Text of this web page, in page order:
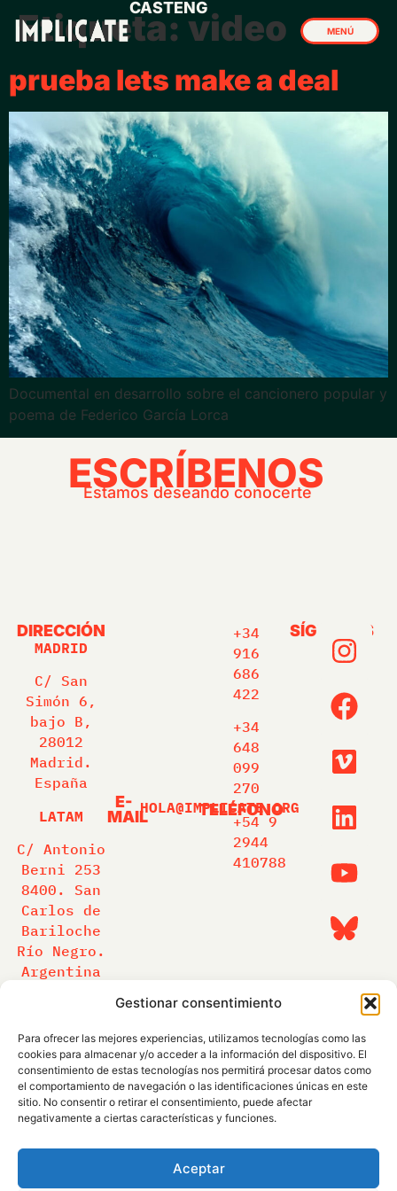
Gestionar consentimiento
Para ofrecer las mejores experiencias, utilizamos tecnologías como las
cookies para almacenar y/o acceder a la información del dispositivo. El
consentimiento de estas tecnologías nos permitirá procesar datos como
el comportamiento de navegación o las identificaciones únicas en este
sitio. No consentir o retirar el consentimiento, puede afectar
negativamente a ciertas características y funciones.
Aceptar
CASTENG
MENÚ
Etiqueta:video
prueba lets make a deal
Documental en desarrollo sobre el cancionero popular y
poema de Federico García Lorca
ESCRÍBENOS
Estamos deseando conocerte
DIRECCIÓN
MADRID
C/ San
Simón 6,
bajo B,
28012
Madrid.
España
LATAM
C/ Antonio
Berni 253
8400. San
Carlos de
Bariloche
Río Negro.
Argentina
E-
MAIL
HOLA@IMPLICATE.ORG
TELÉFONO
+34
916
686
422
+34
648
099
270
+54 9
2944
410788
SÍGUENOS
SOMOS PARTE DE: